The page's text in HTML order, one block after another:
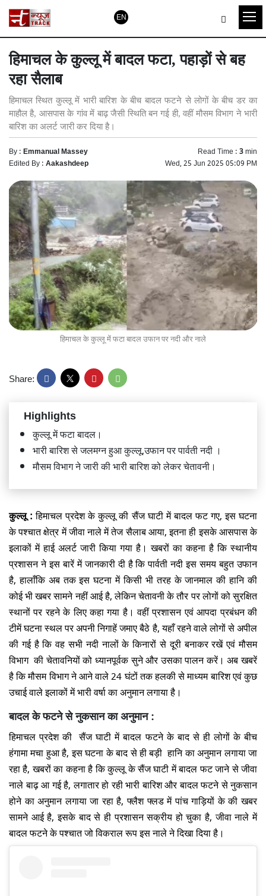
EN
हिमाचल के कुल्लू में बादल फटा, पहाड़ों से बह
रहा सैलाब
हिमाचल स्थित कुल्लू में भारी बारिश के बीच बादल फटने से लोगों के बीच डर का
माहौल है, आसपास के गांव में बाढ़ जैसी स्थिति बन गई ही, वहीं मौसम विभाग ने भारी
बारिश का अलर्ट जारी कर दिया है।
By :Emmanual Massey Read Time :3min
Edited By :Aakashdeep Wed, 25 Jun 2025 05:09 PM
हिमाचल के कुल्लू में फटा बादल उफान पर नदी और नाले
Share:
Highlights
कुल्लू में फटा बादल।
भारी बारिश से जलमग्न हुआ कुल्लू,उफान पर पार्वती नदी ।
मौसम विभाग ने जारी की भारी बारिश को लेकर चेतावनी।
कुल्लू :हिमाचल प्रदेश के कुल्लू की सैंज घाटी में बादल फट गए, इस घटना
के पश्चात क्षेत्र में जीवा नाले में तेज सैलाब आया, इतना ही इसके आसपास के
इलाकों में हाई अलर्ट जारी किया गया है। खबरों का कहना है कि स्थानीय
प्रशासन ने इस बारें में जानकारी दी है कि पार्वती नदी इस समय बहुत उफान
है, हालाँकि अब तक इस घटना में किसी भी तरह के जानमाल की हानि की
कोई भी खबर सामने नहीं आई है, लेकिन चेतावनी के तौर पर लोगों को सुरक्षित
स्थानों पर रहने के लिए कहा गया है। वहीं प्रशासन एवं आपदा प्रबंधन की
टीमें घटना स्थल पर अपनी निगाहें जमाए बैठे है, यहाँ रहने वाले लोगों से अपील
की गई है कि वह सभी नदी नालों के किनारों से दूरी बनाकर रखें एवं मौसम
विभाग की चेतावनियों को ध्यानपूर्वक सुने और उसका पालन करें। अब खबरें
है कि मौसम विभाग ने आने वाले 24 घंटों तक हलकी से माध्यम बारिश एवं कुछ
उचाई वाले इलाकों में भारी वर्षा का अनुमान लगाया है।
बादल के फटने से नुकसान का अनुमान :
हिमाचल प्रदेश की सैंज घाटी में बादल फटने के बाद से ही लोगों के बीच
हंगामा मचा हुआ है, इस घटना के बाद से ही बड़ी हानि का अनुमान लगाया जा
रहा है, खबरों का कहना है कि कुल्लू के सैंज घाटी में बादल फट जाने से जीवा
नाले बाढ़ आ गई है, लगातार हो रही भारी बारिश और बादल फटने से नुकसान
होने का अनुमान लगाया जा रहा है, फ्लैश फ्लड में पांच गाड़ियों के की खबर
सामने आई है, इसके बाद से ही प्रशासन सक्रीय हो चुका है, जीवा नाले में
बादल फटने के पश्चात जो विकराल रूप इस नाले ने दिखा दिया है।